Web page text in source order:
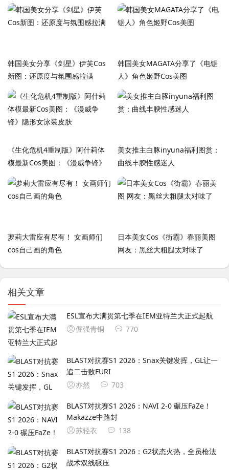
韩国美女分享《剑星》伊芙Cos
新图：还原度与氛围感拉满
韩国美女MAGATA分享了《电锯
人》角色姬野Cos美图
《生化危机4重制版》阿什莉体
模最新Cos美图：《漫威争锋》
隐形女泳装皮肤
美女推主白豚inyuna福利图赏：
曲线丰腴性感迷人
萝莉大雷应有尽有！ 女画师们
cos自己画的角色
日本美女Cos《街霸》春丽美图
网友：黑丝大粗腿太对味了
相关文章
ESL宣布大满贯第七季在IEM亚特兰大正式起航
倔强青铜
770
BLAST对抗赛S1 2026：Snax关键发挥，GL让一
追二击败FURI
亦然
703
BLAST对抗赛S1 2026：NAVI 2-0 碾压FaZe！
Makazze中路封
苏轻衣
138
BLAST对抗赛S1 2026：G2状态火热，全员枪法
战术双线碾压